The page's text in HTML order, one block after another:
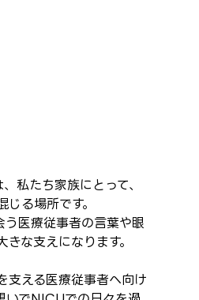
私たち家族にとって、
る場所です。
う医療従事者の言葉や眼
な支えになります。
支える医療従事者へ向け